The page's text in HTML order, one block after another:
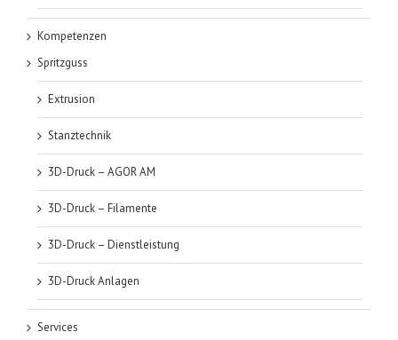
Kompetenzen
Spritzguss
Extrusion
Stanztechnik
3D-Druck – AGOR AM
3D-Druck – Filamente
3D-Druck – Dienstleistung
3D-Druck Anlagen
Services